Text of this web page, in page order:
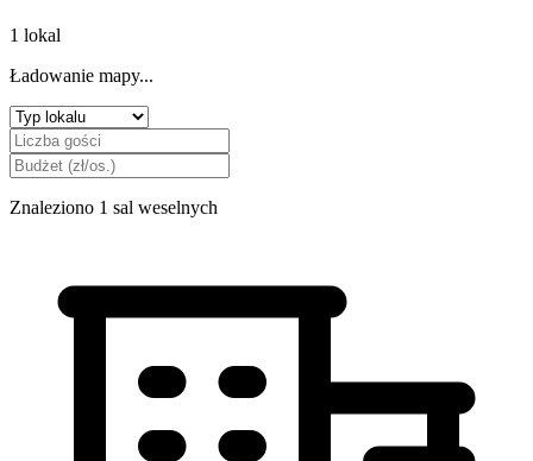
1 lokal
Ładowanie mapy...
Znaleziono 1 sal weselnych